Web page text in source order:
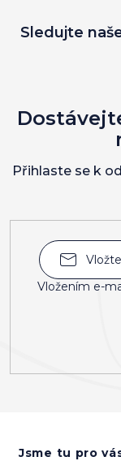
Sledujte
Vložením e-
Přihlaste se k
Jsme tu pro